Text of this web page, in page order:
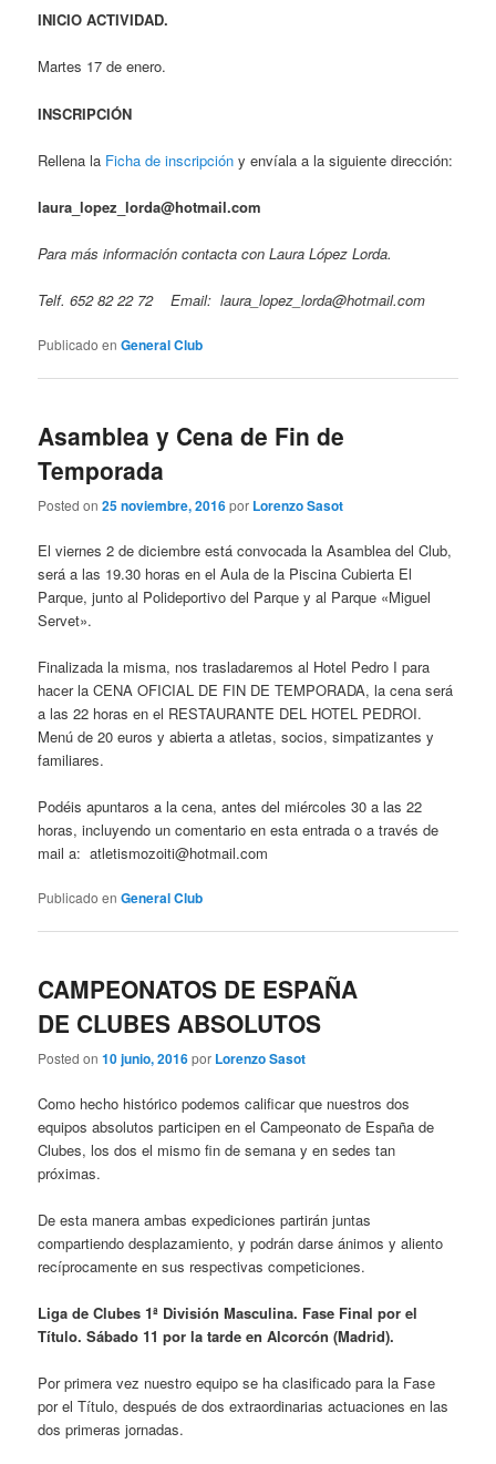
INICIO ACTIVIDAD.
Martes 17 de enero.
INSCRIPCIÓN
Rellena la Ficha de inscripción y envíala a la siguiente dirección:
laura_lopez_lorda@hotmail.com
Para más información contacta con Laura López Lorda.
Telf. 652 82 22 72 Email: laura_lopez_lorda@hotmail.com
Publicado en General Club
Asamblea y Cena de Fin de
Temporada
Posted on25 noviembre, 2016por Lorenzo Sasot
El viernes 2 de diciembre está convocada la Asamblea del Club,
será a las 19.30 horas en el Aula de la Piscina Cubierta El
Parque, junto al Polideportivo del Parque y al Parque «Miguel
Servet».
Finalizada la misma, nos trasladaremos al Hotel Pedro I para
hacer la CENA OFICIAL DE FIN DE TEMPORADA, la cena será
a las 22 horas en el RESTAURANTE DEL HOTEL PEDROI.
Menú de 20 euros y abierta a atletas, socios, simpatizantes y
familiares.
Podéis apuntaros a la cena, antes del miércoles 30 a las 22
horas, incluyendo un comentario en esta entrada o a través de
mail a: atletismozoiti@hotmail.com
Publicado en General Club
CAMPEONATOS DE ESPAÑA
DE CLUBES ABSOLUTOS
Posted on10 junio, 2016por Lorenzo Sasot
Como hecho histórico podemos calificar que nuestros dos
equipos absolutos participen en el Campeonato de España de
Clubes, los dos el mismo fin de semana y en sedes tan
próximas.
De esta manera ambas expediciones partirán juntas
compartiendo desplazamiento, y podrán darse ánimos y aliento
recíprocamente en sus respectivas competiciones.
Liga de Clubes 1ª División Masculina. Fase Final por el
Título. Sábado 11 por la tarde en Alcorcón (Madrid).
Por primera vez nuestro equipo se ha clasificado para la Fase
por el Título, después de dos extraordinarias actuaciones en las
dos primeras jornadas.